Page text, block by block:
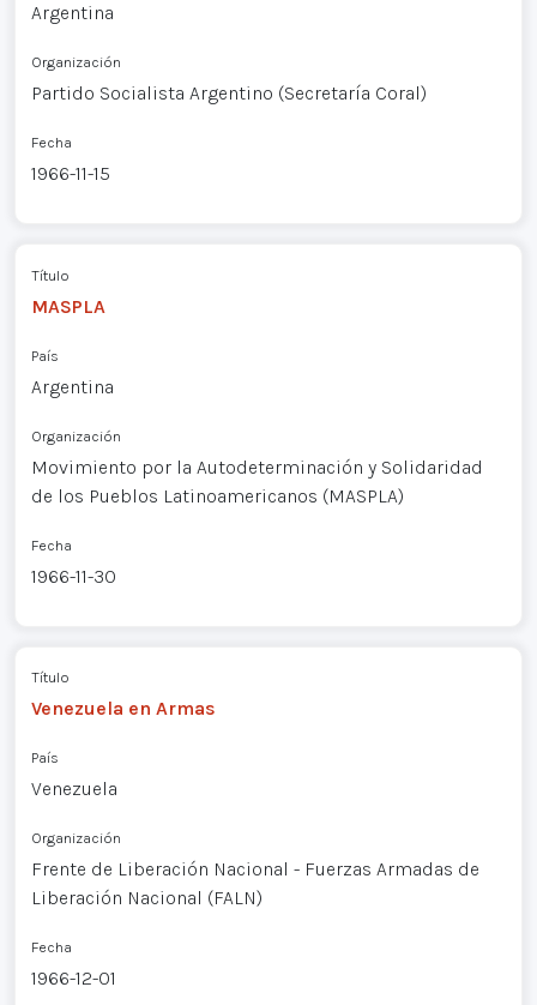
Argentina
Organización
Partido Socialista Argentino (Secretaría Coral)
Fecha
1966-11-15
Título
MASPLA
País
Argentina
Organización
Movimiento por la Autodeterminación y Solidaridad
de los Pueblos Latinoamericanos (MASPLA)
Fecha
1966-11-30
Título
Venezuela en Armas
País
Venezuela
Organización
Frente de Liberación Nacional - Fuerzas Armadas de
Liberación Nacional (FALN)
Fecha
1966-12-01